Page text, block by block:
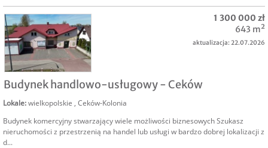
Budynek handlowo-usługowy - Ceków
Lokale:wielkopolskie , Ceków-Kolonia
Budynek komercyjny stwarzający wiele możliwości biznesowych Szukasz
nieruchomości z przestrzenią na handel lub usługi w bardzo dobrej lokalizacji z
d...
1 300 000 zł
643 m²
aktualizacja: 22.07.2026